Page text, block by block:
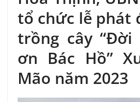
tổ chức lễ phát
trồng cây
ơn Bác Hồ”
Mão năm 2023